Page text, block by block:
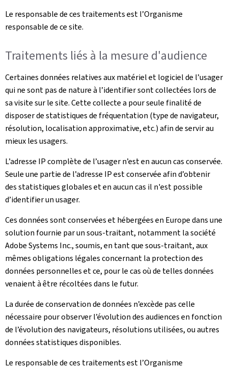
Le responsable de ces traitements est l’Organisme
responsable de ce site.
Traitements liés à la mesure d'audience
Certaines données relatives aux matériel et logiciel de l’usager
qui ne sont pas de nature à l’identifier sont collectées lors de
sa visite sur le site. Cette collecte a pour seule finalité de
disposer de statistiques de fréquentation (type de navigateur,
résolution, localisation approximative, etc.) afin de servir au
mieux les usagers.
L’adresse IP complète de l’usager n’est en aucun cas conservée.
Seule une partie de l’adresse IP est conservée afin d’obtenir
des statistiques globales et en aucun cas il n'est possible
d’identifier un usager.
Ces données sont conservées et hébergées en Europe dans une
solution fournie par un sous-traitant, notamment la société
Adobe Systems Inc., soumis, en tant que sous-traitant, aux
mêmes obligations légales concernant la protection des
données personnelles et ce, pour le cas où de telles données
venaient à être récoltées dans le futur.
La durée de conservation de données n’excède pas celle
nécessaire pour observer l’évolution des audiences en fonction
de l’évolution des navigateurs, résolutions utilisées, ou autres
données statistiques disponibles.
Le responsable de ces traitements est l’Organisme